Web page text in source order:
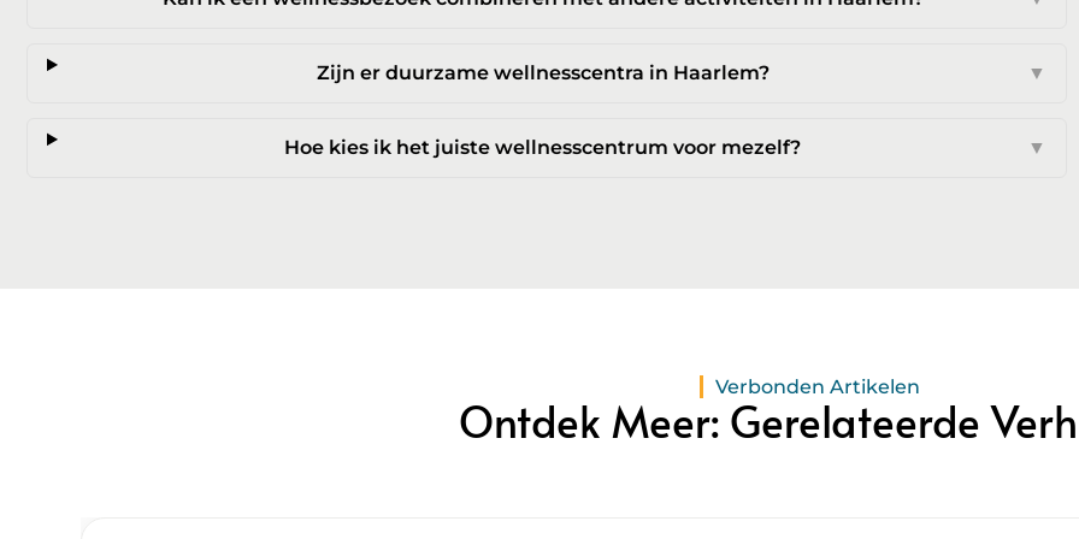
Zijn er duurzame wellnesscentra in Haarlem? ▼
Hoe kies ik het juiste wellnesscentrum voor mezelf? ▼
Verbonden Artikelen
Ontdek Meer: Gerelateerde